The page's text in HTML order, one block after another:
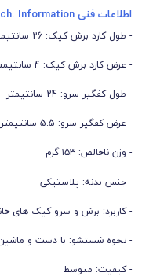
اطلاعات فنی Tech. Information
- طول کارد برش کیک: 26 سانتیمتر
- عرض کارد برش کیک: 4 سانتیمتر
- طول کفگیر سرو: 24 سانتیمتر
- عرض کفگیر سرو: 5.5 سانتیمتر
- وزن ناخالص: ۱۵۳ گرم
- جنس بدنه: پلاستیکی
- کاربرد: برش و سرو کیک های
- نحوه شستشو: با دست و
- کیفیت: متوسط